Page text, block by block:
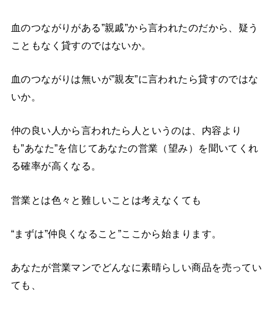
血のつながりがある”親戚”から言われたのだから、疑う
こともなく貸すのではないか。
血のつながりは無いが”親友”に言われたら貸すのではな
いか。
仲の良い人から言われたら人というのは、内容より
も”あなた”を信じてあなたの営業（望み）を聞いてくれ
る確率が高くなる。
営業とは色々と難しいことは考えなくても
“まずは”仲良くなること”ここから始まります。
あなたが営業マンでどんなに素晴らしい商品を売ってい
ても、